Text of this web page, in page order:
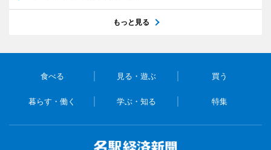
もっと見る
食べる 見る・遊ぶ 買う
暮らす・働く 学ぶ・知る 特集